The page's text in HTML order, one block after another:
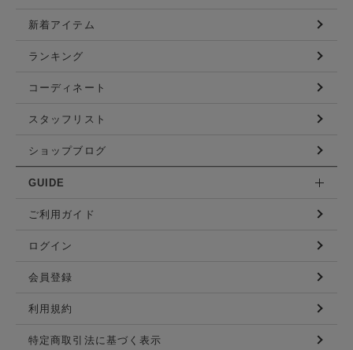
新着アイテム
ランキング
コーディネート
スタッフリスト
ショップブログ
GUIDE
ご利用ガイド
ログイン
会員登録
利用規約
特定商取引法に基づく表示